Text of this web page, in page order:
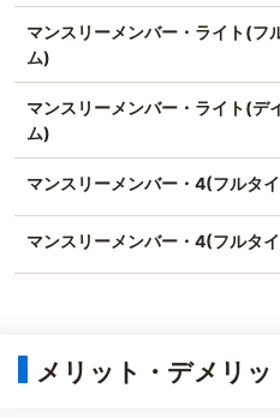
マンスリーメンバー・ライト(フ
ム)
マンスリーメンバー・ライト(デ
ム)
マンスリーメンバー・4(フルタ
マンスリーメンバー・4(フルタ
メリット・デメリッ